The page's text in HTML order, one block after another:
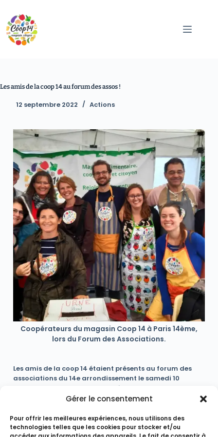
Gérer le consentement
Pour offrir les meilleures expériences, nous utilisons des
technologies telles que les cookies pour stocker et/ou
Les amis de la coop 14 au forum des assos !
12 septembre 2022 Actions
Coopérateurs du magasin Coop 14 à Paris 14ème,
lors du Forum des Associations.
Les amis de la coop 14 étaient présents au forum des
associations du 14e arrondissement le samedi 10
septembre. Ce moment a permis aux personnes
intéressées de venir rencontrer les membres de notre
manger et l’organisation de la coop.
PRÉCÉDENT SUIVANT